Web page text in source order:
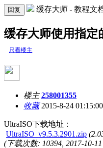
回复 缓存大师 - 教程文
缓存大师使用指定
只看楼主
楼主 258001355
收藏2015-8-24 01:15:00
UltraISO下载地址：
UltraISO_v9.5.3.2901.zip
(下载次数: 10394, 2017-10-